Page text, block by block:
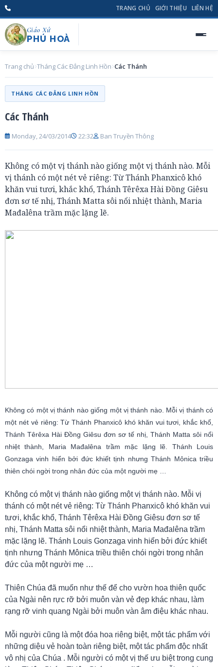
TRANG CHỦ GIỚI THIỆU LIÊN HỆ
Giáo Xứ
PHÚ HOÀ
Trang chủ Tháng Các Đẳng Linh Hồn Các Thánh
THÁNG CÁC ĐẲNG LINH HỒN
Các Thánh
Monday, 24/03/2014 22:32 Ban Truyền Thông
Không có một vị thánh nào giống một vị thánh nào. Mỗi
vị thánh có một nét vẻ riêng: Từ Thánh Phanxicô khó
khăn vui tươi, khắc khổ, Thánh Têrêxa Hài Đồng Giêsu
đơn sơ tế nhị, Thánh Matta sôi nổi nhiệt thành, Maria
Mađalêna trầm mặc lặng lẽ.
Không có một vị thánh nào giống một vị thánh nào. Mỗi vị thánh có
một nét vẻ riêng: Từ Thánh Phanxicô khó khăn vui tươi, khắc khổ,
Thánh Têrêxa Hài Đồng Giêsu đơn sơ tế nhị, Thánh Matta sôi nổi
nhiệt thành, Maria Mađalêna trầm mặc lặng lẽ. Thánh Louis
Gonzaga vinh hiển bởi đức khiết tịnh nhưng Thánh Mônica triều
thiên chói ngời trong nhân đức của một người mẹ …
Không có một vị thánh nào giống một vị thánh nào. Mỗi vị
thánh có một nét vẻ riêng: Từ Thánh Phanxicô khó khăn vui
tươi, khắc khổ, Thánh Têrêxa Hài Đồng Giêsu đơn sơ tế
nhị, Thánh Matta sôi nổi nhiệt thành, Maria Mađalêna trầm
mặc lặng lẽ. Thánh Louis Gonzaga vinh hiển bởi đức khiết
tịnh nhưng Thánh Mônica triều thiên chói ngời trong nhân
đức của một người mẹ …
Thiên Chúa đã muốn như thế để cho vườn hoa thiên quốc
của Ngài nên rực rỡ bởi muôn vàn vẻ đẹp khác nhau, làm
rạng rỡ vinh quang Ngài bởi muôn vàn âm điệu khác nhau.
Mỗi người cũng là một đóa hoa riêng biệt, một tác phẩm với
những diệu vẻ hoàn toàn riêng biệt, một tác phẩm độc nhất
vô nhị của Chúa . Mỗi người có một vị thế ưu biệt trong cung